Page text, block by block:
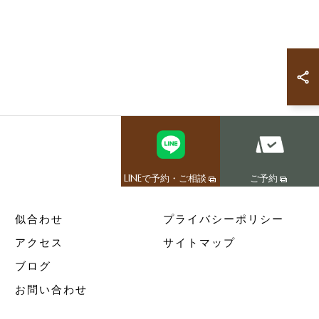
LINEで予約・ご相談
ご予約
似合わせ
アクセス
ブログ
お問い合わせ
プライバシーポリシー
サイトマップ